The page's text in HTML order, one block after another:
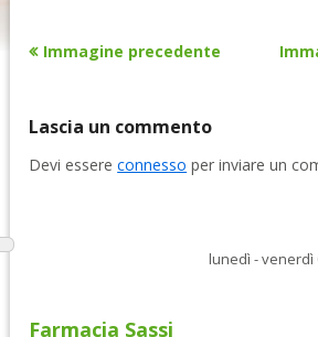
Immagine precedente
Lascia un commento
Devi essereconnesso per inviare un
lunedì - venerdì
Farmacia Sassi